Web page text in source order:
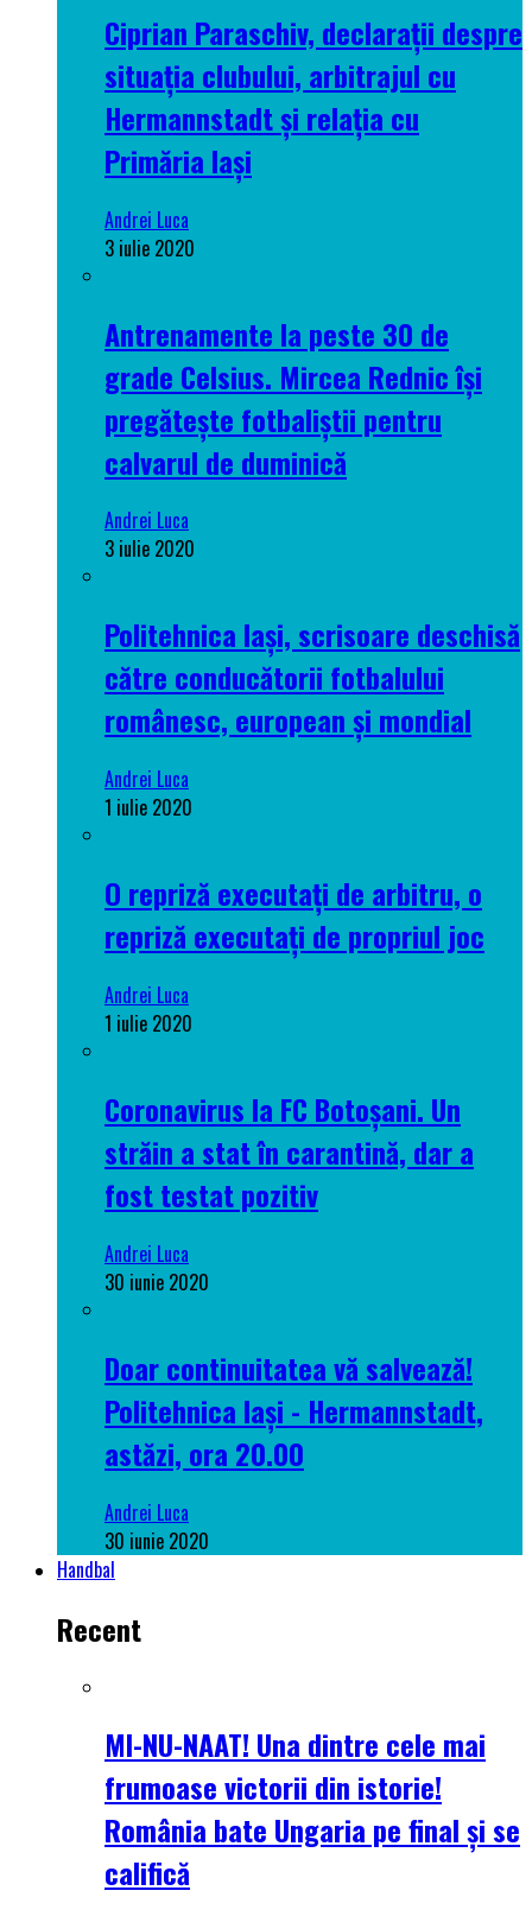
Ciprian Paraschiv, declarații despre
situația clubului, arbitrajul cu
Hermannstadt și relația cu
Primăria Iași
Andrei Luca
3 iulie 2020
Antrenamente la peste 30 de
grade Celsius. Mircea Rednic își
pregătește fotbaliștii pentru
calvarul de duminică
Andrei Luca
3 iulie 2020
Politehnica Iași, scrisoare deschisă
către conducătorii fotbalului
românesc, european și mondial
Andrei Luca
1 iulie 2020
O repriză executați de arbitru, o
repriză executați de propriul joc
Andrei Luca
1 iulie 2020
Coronavirus la FC Botoșani. Un
străin a stat în carantină, dar a
fost testat pozitiv
Andrei Luca
30 iunie 2020
Doar continuitatea vă salvează!
Politehnica Iași - Hermannstadt,
astăzi, ora 20.00
Andrei Luca
30 iunie 2020
Handbal
Recent
MI-NU-NAAT! Una dintre cele mai
frumoase victorii din istorie!
România bate Ungaria pe final și se
califică